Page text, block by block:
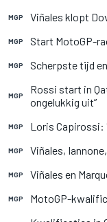
MGP Viñales klopt
MGP Start MotoGP-
MGP Scherpste tijd
MGP
Rossi start in
ongelukkig uit”
MGP Loris Capirossi:
MGP Viñales,
MGP Viñales en
MGP MotoGP-